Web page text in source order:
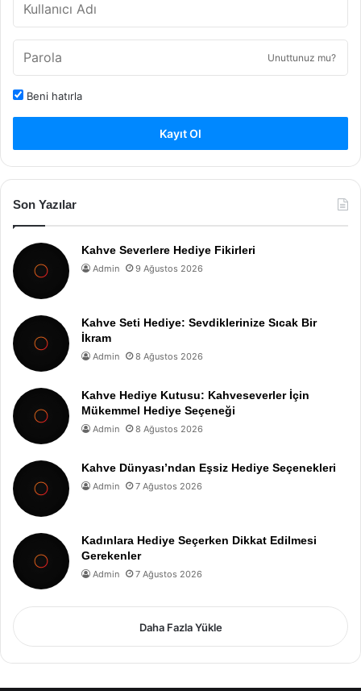
Unuttunuz mu?
Beni hatırla
Kayıt Ol
Son Yazılar
Kahve Severlere Hediye Fikirleri
Admin 9 Ağustos 2026
Kahve Seti Hediye: Sevdiklerinize Sıcak Bir
İkram
Admin 8 Ağustos 2026
Kahve Hediye Kutusu: Kahveseverler İçin
Mükemmel Hediye Seçeneği
Admin 8 Ağustos 2026
Kahve Dünyası’ndan Eşsiz Hediye Seçenekleri
Admin 7 Ağustos 2026
Kadınlara Hediye Seçerken Dikkat Edilmesi
Gerekenler
Admin 7 Ağustos 2026
Daha Fazla Yükle